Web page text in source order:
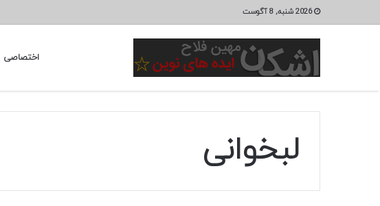
2026 شنبه, 8 آگوست
اختصاصی
لبخوانی